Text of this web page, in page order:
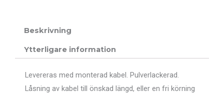
Beskrivning
Ytterligare information
Levereras med monterad kabel. Pulverlackerad.
Låsning av kabel till önskad längd, eller en fri körning